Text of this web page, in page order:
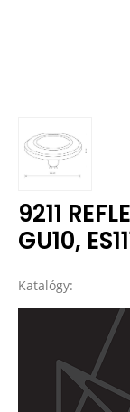
9211
GU10,
Katalógy: